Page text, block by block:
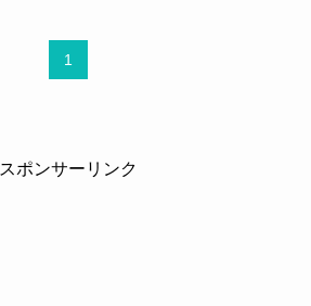
1
スポンサーリンク